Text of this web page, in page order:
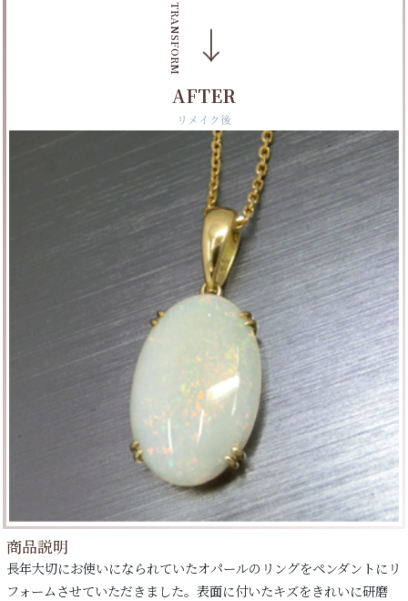
→
TRANSFORM
AFTER
リメイク後
商品説明
長年大切にお使いになられていたオパールのリングをペンダントにリ
フォームさせていただきました。表面に付いたキズをきれいに研磨